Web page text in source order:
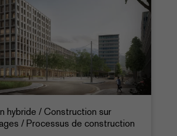
hybride / Construction sur
/ Processus de construction